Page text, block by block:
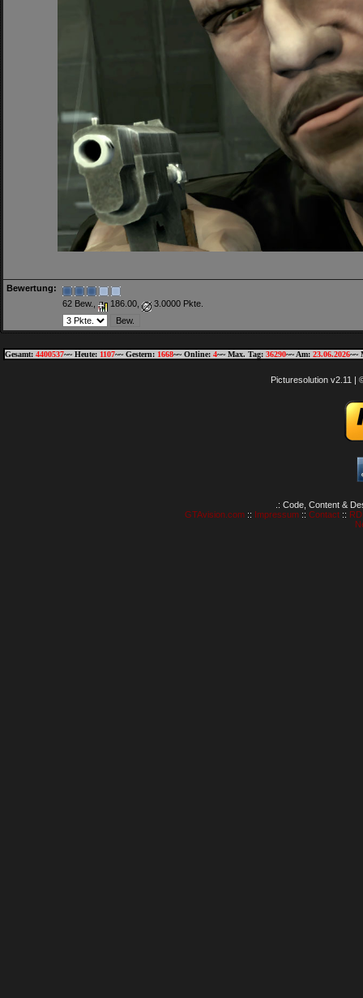
Bewertung:
62 Bew.,
186.00, 3.0000 Pkte.
Gesamt: 4400537~~ Heute: 1107~~ Gestern: 1668~~ Online: 4~~ Max. Tag: 36290~~ Am: 23.06.2026~~
Picturesolution v2.11 |
.: Code, Content &
GTAvision.com:: Impressum:: Contact::